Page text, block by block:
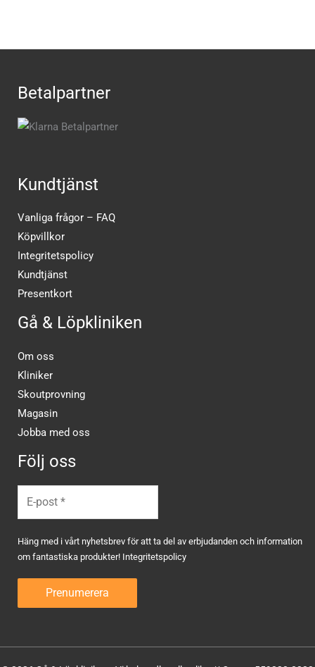
Betalpartner
Kundtjänst
Vanliga frågor – FAQ
Köpvillkor
Integritetspolicy
Kundtjänst
Presentkort
Gå & Löpkliniken
Om oss
Kliniker
Skoutprovning
Magasin
Jobba med oss
Följ oss
Häng med i vårt nyhetsbrev för att ta del av erbjudanden och information
om fantastiska produkter! Integritetspolicy